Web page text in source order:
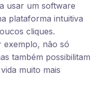
usar um software
plataforma intuitiva
cliques.
exemplo, não só
também possibilitam
muito mais